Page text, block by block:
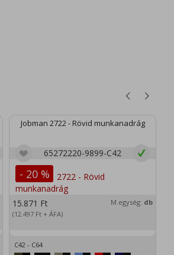
Jobman 2722 - Rövid munkanadrág
65272220-9899-C42
- 20 %
15.871 Ft
(12.497 Ft + ÁFA)
M.egység: db
C42 - C64